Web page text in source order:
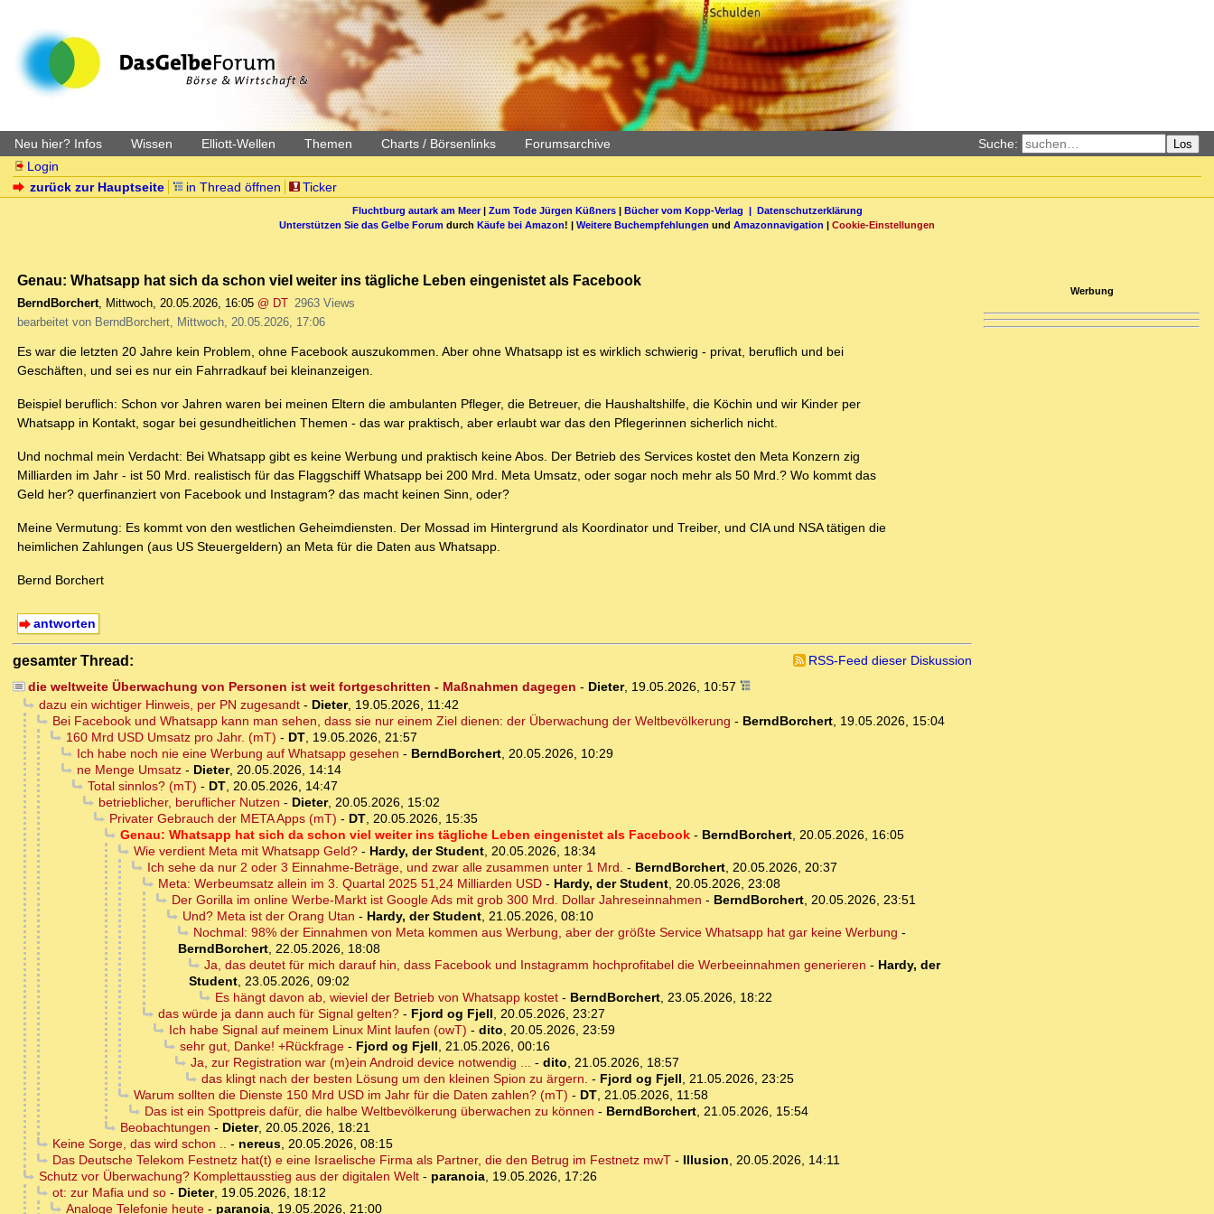
Neu hier? Infos Wissen Elliott-Wellen Themen Charts / Börsenlinks Forumsarchive Suche: Los
Login
zurück zur Hauptseite
in Thread öffnen Ticker
Fluchtburg autark am Meer| Zum Tode Jürgen Küßners| Bücher vom Kopp-Verlag | Datenschutzerklärung
Unterstützen Sie das Gelbe Forum durch Käufe bei Amazon! | Weitere Buchempfehlungen und Amazonnavigation | Cookie-Einstellungen
Genau: Whatsapp hat sich da schon viel weiter ins tägliche Leben eingenistet als Facebook
BerndBorchert, Mittwoch, 20.05.2026, 16:05 @ DT 2963 Views
bearbeitet von BerndBorchert, Mittwoch, 20.05.2026, 17:06
Es war die letzten 20 Jahre kein Problem, ohne Facebook auszukommen. Aber ohne Whatsapp ist es wirklich schwierig - privat, beruflich und bei
Geschäften, und sei es nur ein Fahrradkauf bei kleinanzeigen.
Beispiel beruflich: Schon vor Jahren waren bei meinen Eltern die ambulanten Pfleger, die Betreuer, die Haushaltshilfe, die Köchin und wir Kinder per
Whatsapp in Kontakt, sogar bei gesundheitlichen Themen - das war praktisch, aber erlaubt war das den Pflegerinnen sicherlich nicht.
Und nochmal mein Verdacht: Bei Whatsapp gibt es keine Werbung und praktisch keine Abos. Der Betrieb des Services kostet den Meta Konzern zig
Milliarden im Jahr - ist 50 Mrd. realistisch für das Flaggschiff Whatsapp bei 200 Mrd. Meta Umsatz, oder sogar noch mehr als 50 Mrd.? Wo kommt das
Geld her? querfinanziert von Facebook und Instagram? das macht keinen Sinn, oder?
Meine Vermutung: Es kommt von den westlichen Geheimdiensten. Der Mossad im Hintergrund als Koordinator und Treiber, und CIA und NSA tätigen die
heimlichen Zahlungen (aus US Steuergeldern) an Meta für die Daten aus Whatsapp.
Bernd Borchert
antworten
gesamter Thread:
RSS-Feed dieser Diskussion
die weltweite Überwachung von Personen ist weit fortgeschritten - Maßnahmen dagegen - Dieter, 19.05.2026, 10:57
dazu ein wichtiger Hinweis, per PN zugesandt- Dieter, 19.05.2026, 11:42
Bei Facebook und Whatsapp kann man sehen, dass sie nur einem Ziel dienen: der Überwachung der Weltbevölkerung - BerndBorchert, 19.05.2026, 15:04
160 Mrd USD Umsatz pro Jahr. (mT) - DT, 19.05.2026, 21:57
Ich habe noch nie eine Werbung auf Whatsapp gesehen - BerndBorchert, 20.05.2026, 10:29
ne Menge Umsatz- Dieter, 20.05.2026, 14:14
Total sinnlos? (mT) - DT, 20.05.2026, 14:47
betrieblicher, beruflicher Nutzen - Dieter, 20.05.2026, 15:02
Privater Gebrauch der META Apps (mT) - DT, 20.05.2026, 15:35
Genau: Whatsapp hat sich da schon viel weiter ins tägliche Leben eingenistet als Facebook- BerndBorchert, 20.05.2026, 16:05
Wie verdient Meta mit Whatsapp Geld?- Hardy, der Student, 20.05.2026, 18:34
Ich sehe da nur 2 oder 3 Einnahme-Beträge, und zwar alle zusammen unter 1 Mrd. - BerndBorchert, 20.05.2026, 20:37
Meta: Werbeumsatz allein im 3. Quartal 2025 51,24 Milliarden USD- Hardy, der Student, 20.05.2026, 23:08
Der Gorilla im online Werbe-Markt ist Google Ads mit grob 300 Mrd. Dollar Jahreseinnahmen - BerndBorchert, 20.05.2026, 23:51
Und? Meta ist der Orang Utan - Hardy, der Student, 21.05.2026, 08:10
Nochmal: 98% der Einnahmen von Meta kommen aus Werbung, aber der größte Service Whatsapp hat gar keine Werbung -
BerndBorchert, 22.05.2026, 18:08
Ja, das deutet für mich darauf hin, dass Facebook und Instagramm hochprofitabel die Werbeeinnahmen generieren - Hardy, der
Student, 23.05.2026, 09:02
Es hängt davon ab, wieviel der Betrieb von Whatsapp kostet- BerndBorchert, 23.05.2026, 18:22
das würde ja dann auch für Signal gelten?- Fjord og Fjell, 20.05.2026, 23:27
Ich habe Signal auf meinem Linux Mint laufen (owT) - dito, 20.05.2026, 23:59
sehr gut, Danke! +Rückfrage- Fjord og Fjell, 21.05.2026, 00:16
Ja, zur Registration war (m)ein Android device notwendig ... - dito, 21.05.2026, 18:57
das klingt nach der besten Lösung um den kleinen Spion zu ärgern. - Fjord og Fjell, 21.05.2026, 23:25
Warum sollten die Dienste 150 Mrd USD im Jahr für die Daten zahlen? (mT) - DT, 21.05.2026, 11:58
Das ist ein Spottpreis dafür, die halbe Weltbevölkerung überwachen zu können - BerndBorchert, 21.05.2026, 15:54
Beobachtungen - Dieter, 20.05.2026, 18:21
Keine Sorge, das wird schon .. - nereus, 20.05.2026, 08:15
Das Deutsche Telekom Festnetz hat(t) e eine Israelische Firma als Partner, die den Betrug im Festnetz mwT- Illusion, 20.05.2026, 14:11
Schutz vor Überwachung? Komplettausstieg aus der digitalen Welt- paranoia, 19.05.2026, 17:26
ot: zur Mafia und so- Dieter, 19.05.2026, 18:12
Analoge Telefonie heute- paranoia, 19.05.2026, 21:00
Werbung